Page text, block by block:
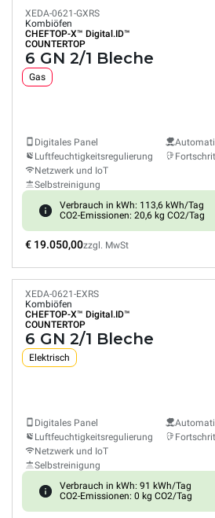
XEDA-0621-GXRS
Kombiöfen
CHEFTOP-X™ Digital.ID™
COUNTERTOP
6 GN 2/1 Bleche
Gas
Digitales Panel
Luftfeuchtigkeitsregulierung
Netzwerk und IoT
Selbstreinigung
Verbrauch in kWh: 113,6 kWh/Tag
CO2-Emissionen: 20,6 kg CO2/Tag
€ 19.050,00zzgl. MwSt
XEDA-0621-EXRS
Kombiöfen
CHEFTOP-X™ Digital.ID™
COUNTERTOP
6 GN 2/1 Bleche
Elektrisch
Digitales Panel
Luftfeuchtigkeitsregulierung
Netzwerk und IoT
Selbstreinigung
Verbrauch in kWh: 91 kWh/Tag
CO2-Emissionen: 0 kg CO2/Tag